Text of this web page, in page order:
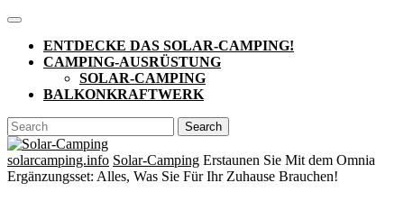
Skip
content
Open
ButtonENTDECKE DAS SOLAR-CAMPING!
CAMPING-AUSRÜSTUNG
SOLAR-CAMPING
BALKONKRAFTWERK
CLOSE
BUTTON
Search
for:
solarcamping.info Solar-Camping Erstaunen Sie Mit dem Omnia
Ergänzungsset: Alles, Was Sie Für Ihr Zuhause Brauchen!